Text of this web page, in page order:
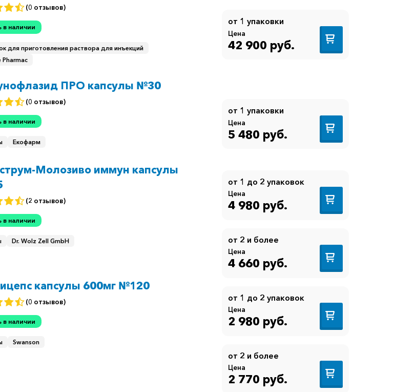
(0 отзывов)
в наличии
для приготовления раствора для инъекций
Pharmac
от 1 упаковки
Цена
42 900 руб.
ПРО капсулы №30
(0 отзывов)
в наличии
Екофарм
от 1 упаковки
Цена
5 480 руб.
Молозиво иммун капсулы
(2 отзывов)
в наличии
Dr. Wolz Zell GmbH
от 1 до 2 упаковок
Цена
4 980 руб.
от 2 и более
Цена
4 660 руб.
капсулы 600мг №120
(0 отзывов)
в наличии
Swanson
от 1 до 2 упаковок
Цена
2 980 руб.
от 2 и более
Цена
2 770 руб.